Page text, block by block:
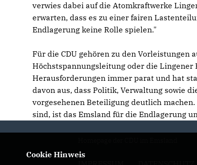
verwies dabei auf die Atomkraftwerke
erwarten, dass es zu einer fairen
Endlagerung keine Rolle spielen."
Für die CDU gehören zu den Vorleistungen
Höchstspannungsleitung oder die Lingener
Herausforderungen immer parat und hat
davon aus, dass Politik, Verwaltung sowie
vorgesehenen Beteiligung deutlich
sind, ist das Emsland für die Endlagerung
Cookie Hinweis